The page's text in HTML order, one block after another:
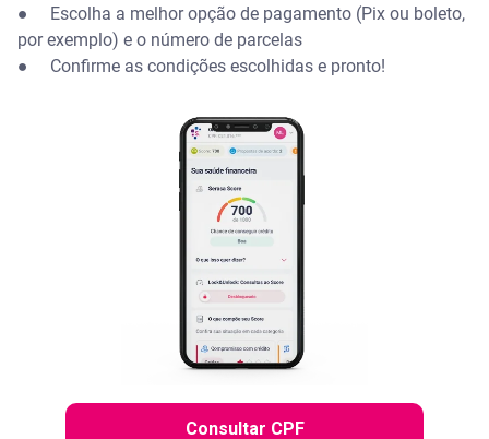
● Escolha a melhor opção de pagamento (Pix ou boleto,
por exemplo) e o número de parcelas
● Confirme as condições escolhidas e pronto!
Consultar CPF